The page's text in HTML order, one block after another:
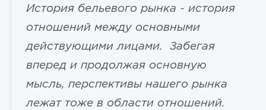
История бельевого рынка - история
отношений между основными
действующими лицами. Забегая
вперед и продолжая основную
мысль, перспективы нашего рынка
лежат тоже в области отношений.